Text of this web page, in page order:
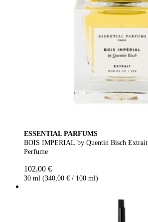
ESSENTIAL PARFUMS
BOIS IMPERIAL by Quentin Bisch Extrait
Perfume
102,00 €
30 ml (340,00 € / 100 ml)